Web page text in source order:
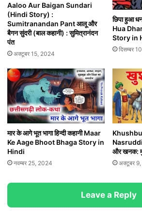
Aaloo Aur Baigan Sundari
(Hindi Story) :
Sumitranandan Pant आलू और
बैगन सुंदरी (बाल कहानी) : सुमित्रानंदन
पंत
अक्टूबर 15, 2024
छिपा हुआ
Hua
Story in
दिसम्बर
मार के आगे भूत भागा हिन्दी कहानी Maar
Ke Aage Bhoot Bhaga Story in
Hindi
नवम्बर 25, 2024
और खनक:
अक्टूबर
Leave a Reply